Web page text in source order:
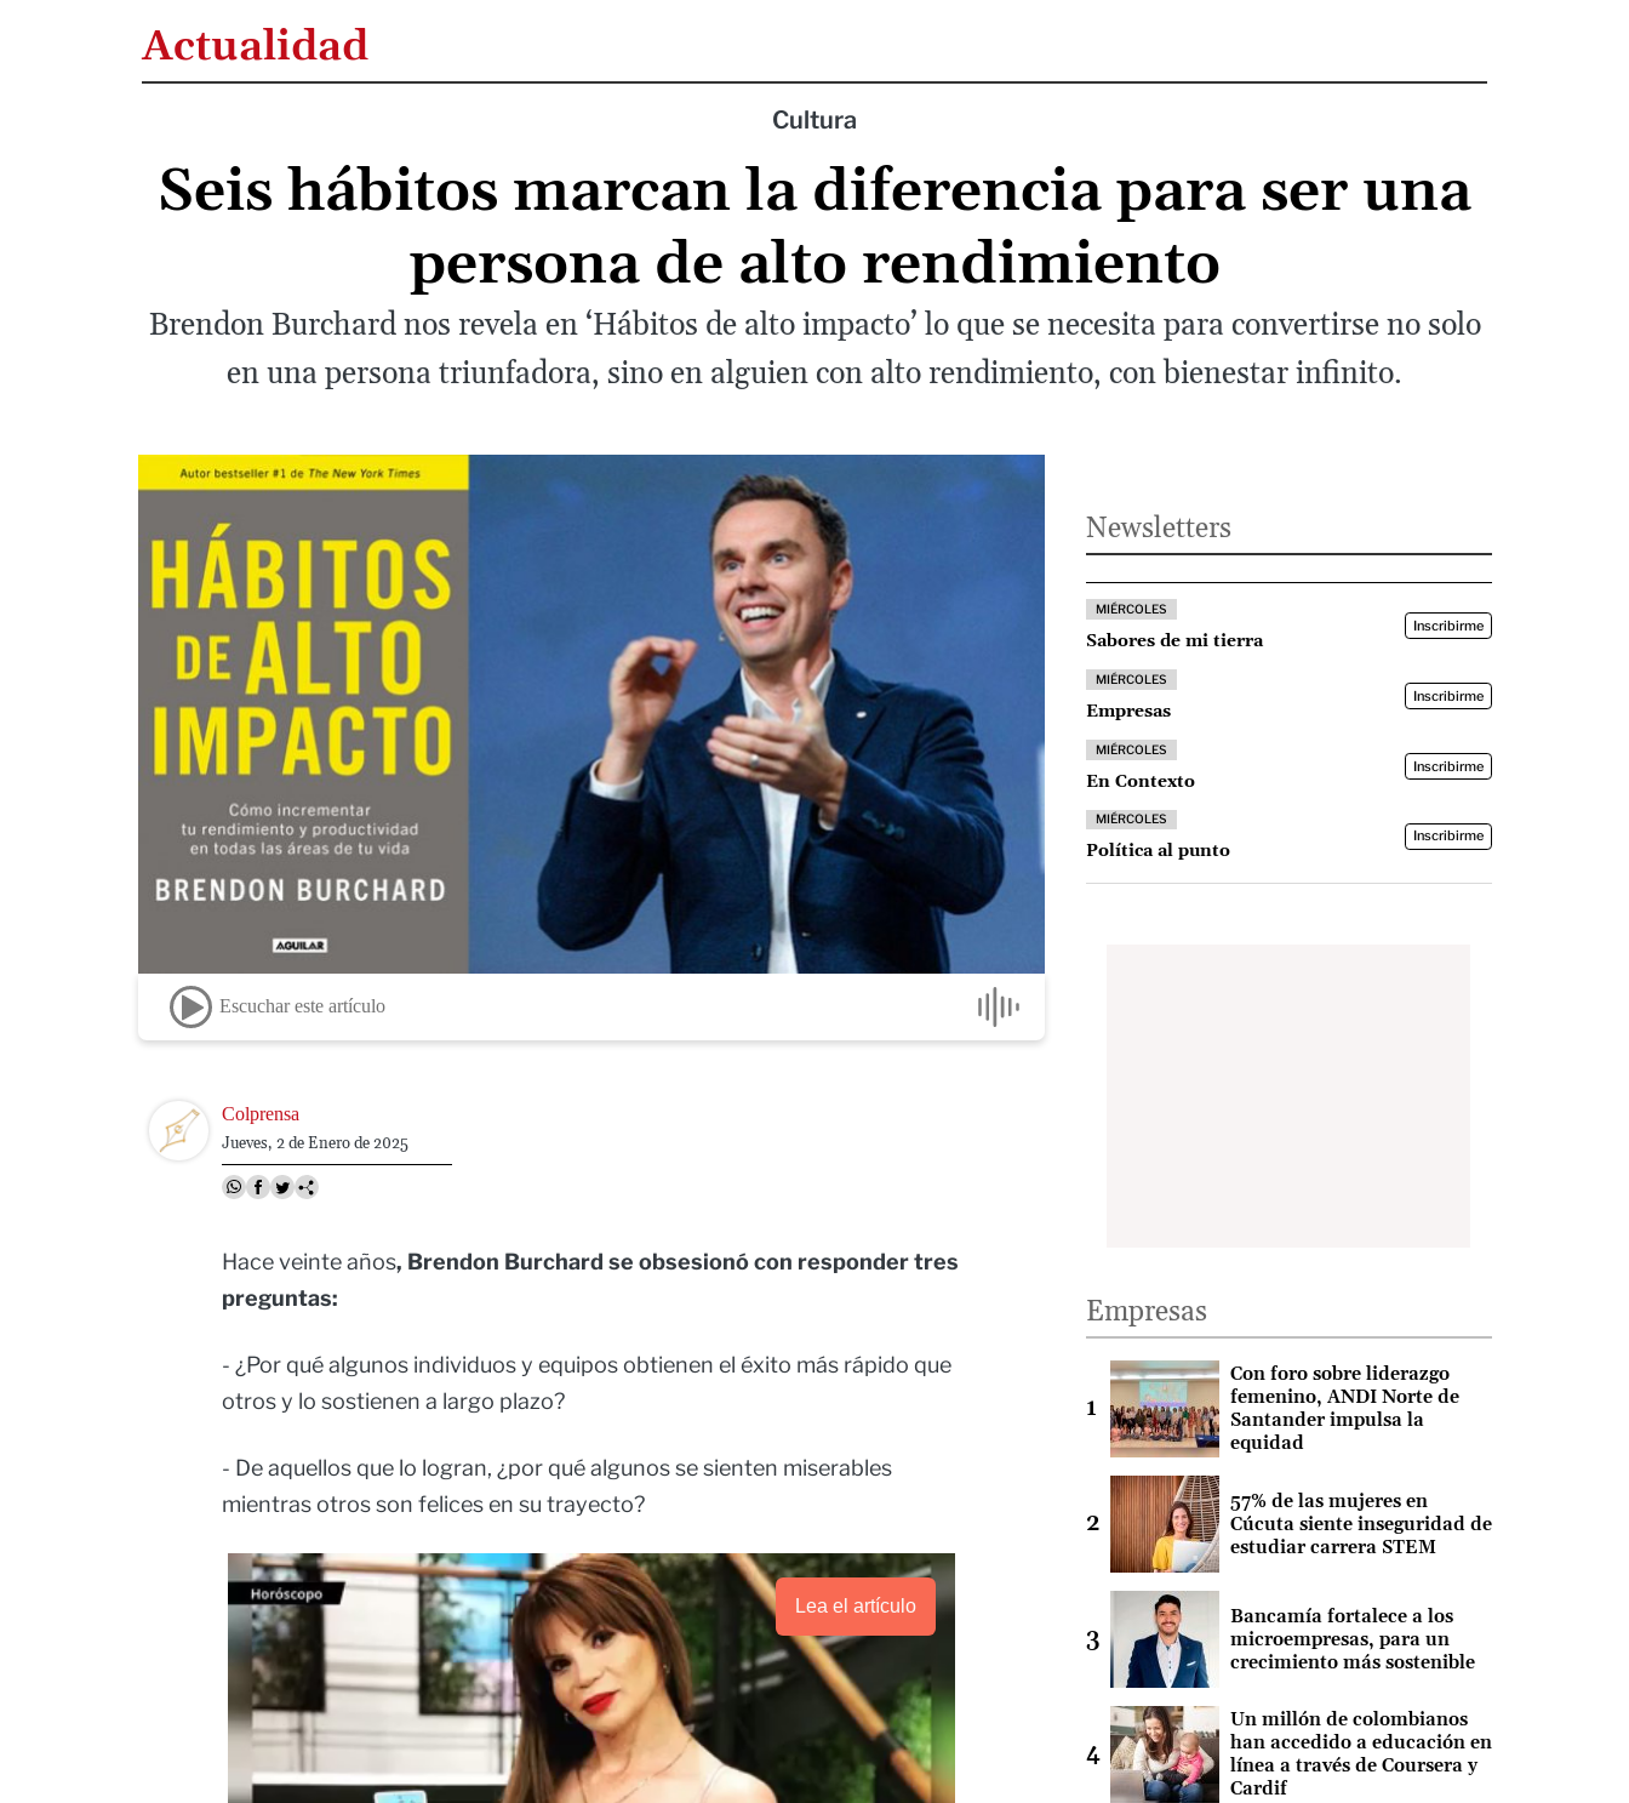
Actualidad
Cultura
Seis hábitos marcan la diferencia para ser una
persona de alto rendimiento
Brendon Burchard nos revela en ‘Hábitos de alto impacto’ lo que se necesita para convertirse no solo
en una persona triunfadora, sino en alguien con alto rendimiento, con bienestar infinito.
Escuchar este artículo
Image Colprensa
Jueves, 2 de Enero de 2025
Hace veinte años, Brendon Burchard se obsesionó con responder tres
preguntas:
- ¿Por qué algunos individuos y equipos obtienen el éxito más rápido que
otros y lo sostienen a largo plazo?
- De aquellos que lo logran, ¿por qué algunos se sienten miserables
mientras otros son felices en su trayecto?
Lea el artículo
Newsletters
MIÉRCOLES
Sabores de mi tierra
Inscribirme
MIÉRCOLES
Empresas
Inscribirme
MIÉRCOLES
En Contexto
Inscribirme
MIÉRCOLES
Política al punto
Inscribirme
Empresas
Con foro sobre liderazgo
femenino, ANDI Norte de
Santander impulsa la
equidad
57% de las mujeres en
Cúcuta siente inseguridad de
estudiar carrera STEM
Bancamía fortalece a los
microempresas, para un
crecimiento más sostenible
Un millón de colombianos
han accedido a educación en
línea a través de Coursera y
Cardif